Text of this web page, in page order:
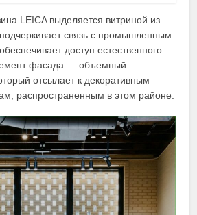
LEICA выделяется витриной из
связь с промышленным
доступ естественного
фасада — объемный
отсылает к декоративным
распространенным в этом районе.